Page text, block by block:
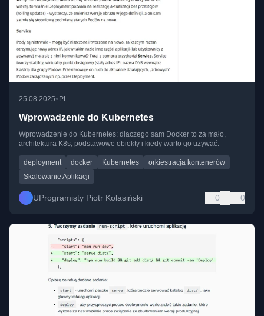
25.08.2025• PL
Wprowadzenie do Kubernetes
Wprowadzenie do Kubernetes: dlaczego sam Docker to za mało,
architektura K8s, podstawowe obiekty i kiedy warto go używać.
deployment docker Kubernetes
orkiestracja kontenerów
Skalowanie Aplikacji
UProgramisty Piotr Kolasiński 0 0